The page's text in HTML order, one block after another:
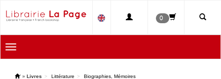
0
Toggle
navigation
' » Livres Littérature
Biographies, Mémoires